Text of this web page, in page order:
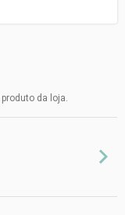
da loja.